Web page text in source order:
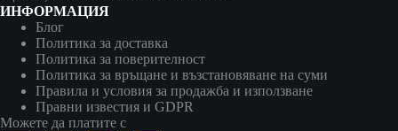
ИНФОРМАЦИЯ
Блог
Политика за доставка
Политика за поверителност
Политика за връщане и възстановяване на суми
Правила и условия за продажба и използване
Правни известия и GDPR
Можете да платите с